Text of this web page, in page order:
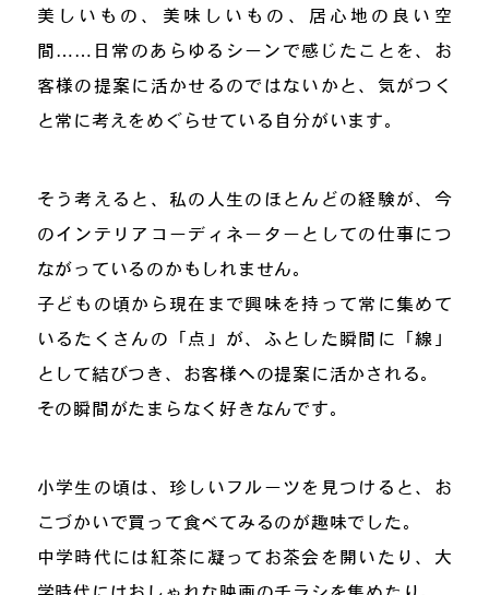
美しいもの、美味しいもの、居心地の良い空
間……日常のあらゆるシーンで感じたことを、お
客様の提案に活かせるのではないかと、気がつく
と常に考えをめぐらせている自分がいます。
そう考えると、私の人生のほとんどの経験が、今
のインテリアコーディネーターとしての仕事につ
ながっているのかもしれません。
子どもの頃から現在まで興味を持って常に集めて
いるたくさんの「点」が、ふとした瞬間に「線」
として結びつき、お客様への提案に活かされる。
その瞬間がたまらなく好きなんです。
小学生の頃は、珍しいフルーツを見つけると、お
こづかいで買って食べてみるのが趣味でした。
中学時代には紅茶に凝ってお茶会を開いたり、大
学時代にはおしゃれな映画のチラシを集めたり。